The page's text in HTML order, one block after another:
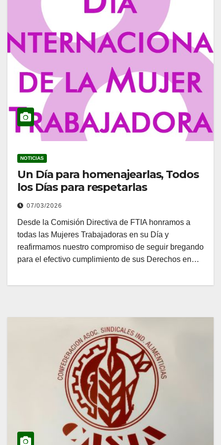
NOTICIAS
Un Día para homenajearlas, Todos
los Días para respetarlas
07/03/2026
Desde la Comisión Directiva de FTIA honramos a
todas las Mujeres Trabajadoras en su Día y
reafirmamos nuestro compromiso de seguir bregando
para el efectivo cumplimiento de sus Derechos en…